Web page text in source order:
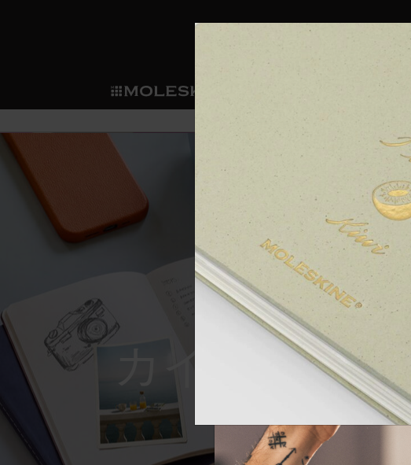
ショ
新商品
ノートブック
サブカテゴリ
モレスキンスマート
サブカテゴリ
ライティングツール
サブカテゴリ
限定版ノートブック
バッグ
サブカテゴリ
ギフト
サブカテゴリ
すべて見る
スマートライティング・シス
サブカテゴリ
モレスキンスマートスマート
アプリ・サービス
サブカテゴリ
カスタムダイアリー
カスタムノートブック
和紙テープ
ミニノートブックチャーム
別注＆コーポレートギフト
モレスキンメンバーシップ
我々の歴史
モレスキンのマニフェスト
ペンと紙の力
持続可能な創造性
今すぐメンバー登録
ウェルカムオファー: 次回のご購入時に10% オ
通常特典: パーソナライズの2冊ご購入で1冊無料
バースデー特典: 1回限りの割引（1ヶ月有効）
先行プレビュー: 新作コレクションへの先行ア
伝説的なお得情報: 会員限定の特別サプライズ
セールへの早期アクセス: お得な情報をいち早く
モレスキン限定イベント: 優先アクセス
返品期間の延長: 1ヶ月間
Reframe
あ
スライド表示4
スライ